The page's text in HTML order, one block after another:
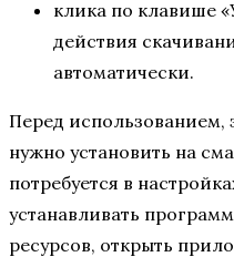
клика по клавише
действия
автоматически.
Перед
нужно установить на
потребуется в
устанавливать
ресурсов, открыть